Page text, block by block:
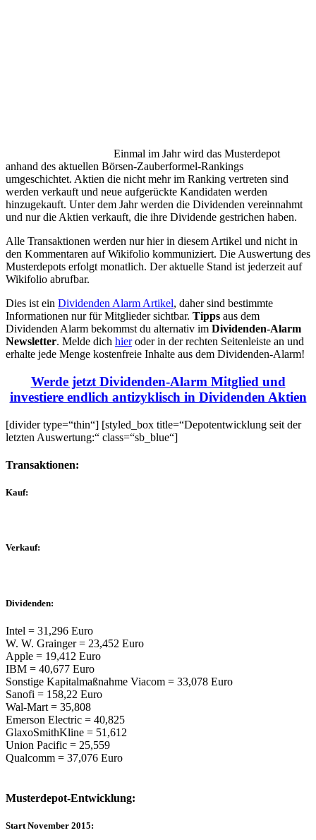
Einmal im Jahr wird das Musterdepot
anhand des aktuellen Börsen-Zauberformel-Rankings
umgeschichtet. Aktien die nicht mehr im Ranking vertreten sind
werden verkauft und neue aufgerückte Kandidaten werden
hinzugekauft. Unter dem Jahr werden die Dividenden vereinnahmt
und nur die Aktien verkauft, die ihre Dividende gestrichen haben.
Alle Transaktionen werden nur hier in diesem Artikel und nicht in
den Kommentaren auf Wikifolio kommuniziert. Die Auswertung des
Musterdepots erfolgt monatlich. Der aktuelle Stand ist jederzeit auf
Wikifolio abrufbar.
Dies ist ein Dividenden Alarm Artikel, daher sind bestimmte
Informationen nur für Mitglieder sichtbar. Tipps aus dem
Dividenden Alarm bekommst du alternativ im Dividenden-Alarm
Newsletter. Melde dich hieroder in der rechten Seitenleiste an und
erhalte jede Menge kostenfreie Inhalte aus dem Dividenden-Alarm!
Werde jetzt Dividenden-Alarm Mitglied und
investiere endlich antizyklisch in Dividenden Aktien
[divider type=“thin“] [styled_box title=“Depotentwicklung seit der
letzten Auswertung:“ class=“sb_blue“]
Transaktionen:
Kauf:
Verkauf:
Dividenden:
Intel = 31,296 Euro
W. W. Grainger = 23,452 Euro
Apple = 19,412 Euro
IBM = 40,677 Euro
Sonstige Kapitalmaßnahme Viacom = 33,078 Euro
Sanofi = 158,22 Euro
Wal-Mart = 35,808
Emerson Electric = 40,825
GlaxoSmithKline = 51,612
Union Pacific = 25,559
Qualcomm = 37,076 Euro
Musterdepot-Entwicklung:
Start November 2015: